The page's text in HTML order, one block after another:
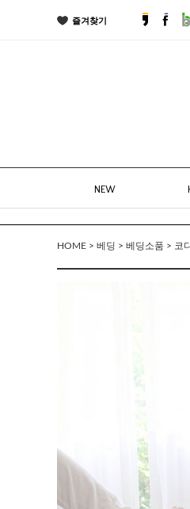
즐겨찾기
NEW
HOME > 베딩 > 베딩소품 > 코